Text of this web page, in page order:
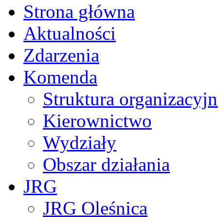
Strona główna
Aktualności
Zdarzenia
Komenda
Struktura
Kierownictwo
Wydziały
Obszar działania
JRG
JRG Oleśnica